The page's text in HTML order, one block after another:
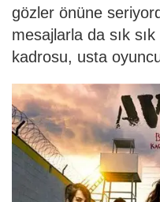
gözler önüne
mesajlarla da sık
kadrosu, usta